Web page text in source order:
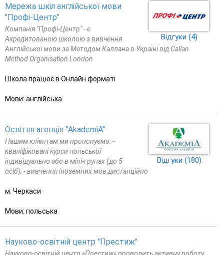
Відгуки (4)
Мережа шкіл англійської мови
"Профі-Центр"
Компанія "Профі-Центр" - є
Акредитованою школою з вивчення
Англійської мови за Методом Каллана в Україні від Callan
Method Organisation London
Школа працює в Онлайн форматі
Мови: англійська
Відгуки (180)
Освітня агенція "AkademiA"
Нашим клієнтам ми пропонуємо: -
кваліфіковані курси польської
індивідуально або в міні-групах (до 5
осіб); - вивчення іноземних мов дистанційно
м. Черкаси
Мови: польська
Науково-освітній центр "Престиж"
Науково-освітній центр «Престиж» проводить активну роботу